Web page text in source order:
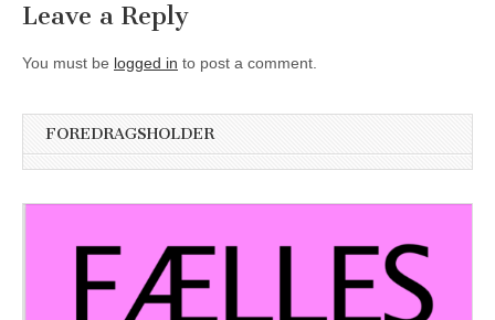
Leave a Reply
You must be logged in to post a comment.
FOREDRAGSHOLDER